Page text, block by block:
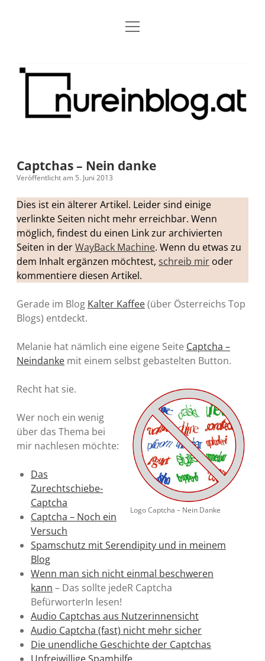
Blog
Archiv
Kontakt
Grundsätze Dropdown-
Kreativitätserklärung
Barrierefreiheit
Meine Fediverse Regeln
barcamper.at – Die österreichische Barcamp Liste
Alleinr – Der Ruheraum im Web (externer Link)
S9y InfoCamp – Der Serendpity Podcast (externer
Link)
Impressum
Datenschutz
Microblog
rss
email-
form
mastodon
Menü
Nur
Blog
Captchas – Nein danke
Veröffentlicht am 5. Juni 2013
Dies ist ein älterer Artikel. Leider sind einige
verlinkte Seiten nicht mehr erreichbar. Wenn
möglich, findest du einen Link zur archivierten
Seiten in derWayBack Machine. Wenn du etwas zu
dem Inhalt ergänzen möchtest, schreib mir oder
kommentiere diesen Artikel.
Gerade im Blog Kalter Kaffee(über Österreichs Top
Blogs) entdeckt.
Melanie hat nämlich eine eigene Seite Captcha –
Neindanke mit einem selbst gebastelten Button.
Logo Captcha – Nein Danke
Recht hat sie.
Wer noch ein wenig
über das Thema bei
mir nachlesen möchte:
Das
Zurechtschiebe-
Captcha
Captcha – Noch ein
Versuch
Spamschutz mit Serendipity und in meinem
Blog
Wenn man sich nicht einmal beschweren
kann – Das sollte jedeR Captcha
BefürworterIn lesen!
Audio Captchas aus Nutzerinnensicht
Audio Captcha (fast) nicht mehr sicher
Die unendliche Geschichte der Captchas